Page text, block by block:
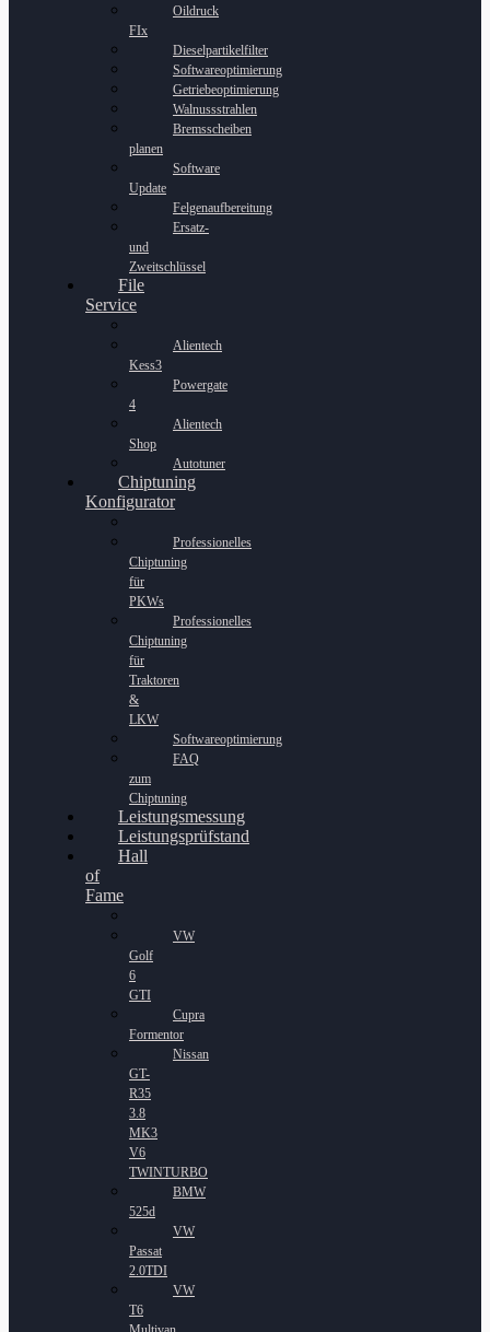
Oildruck
FIx
Dieselpartikelfilter
Softwareoptimierung
Getriebeoptimierung
Walnussstrahlen
Bremsscheiben
planen
Software
Update
Felgenaufbereitung
Ersatz-
und
Zweitschlüssel
File
Service
Alientech
Kess3
Powergate
4
Alientech
Shop
Autotuner
Chiptuning
Konfigurator
Professionelles
Chiptuning
für
PKWs
Professionelles
Chiptuning
für
Traktoren
&
LKW
Softwareoptimierung
FAQ
zum
Chiptuning
Leistungsmessung
Leistungsprüfstand
Hall
of
Fame
VW
Golf
6
GTI
Cupra
Formentor
Nissan
GT-
R35
3.8
MK3
V6
TWINTURBO
BMW
525d
VW
Passat
2.0TDI
VW
T6